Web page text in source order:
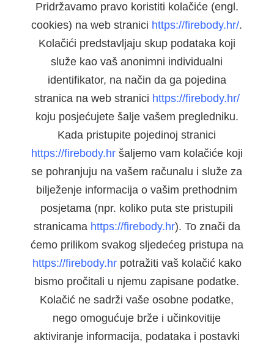
Pridržavamo pravo koristiti kolačiće (engl.
cookies) na web stranici https://firebody.hr/.
Kolačići predstavljaju skup podataka koji
služe kao vaš anonimni individualni
identifikator, na način da ga pojedina
stranica na web stranici https://firebody.hr/
koju posjećujete šalje vašem pregledniku.
Kada pristupite pojedinoj stranici
https://firebody.hršaljemo vam kolačiće koji
se pohranjuju na vašem računalu i služe za
bilježenje informacija o vašim prethodnim
posjetama (npr. koliko puta ste pristupili
stranicama https://firebody.hr). To znači da
ćemo prilikom svakog sljedećeg pristupa na
https://firebody.hrpotražiti vaš kolačić kako
bismo pročitali u njemu zapisane podatke.
Kolačić ne sadrži vaše osobne podatke,
nego omogućuje brže i učinkovitije
aktiviranje informacija, podataka i postavki